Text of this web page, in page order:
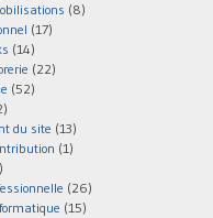
(8)
(17)
(14)
(22)
(52)
du site (13)
(1)
(26)
(15)